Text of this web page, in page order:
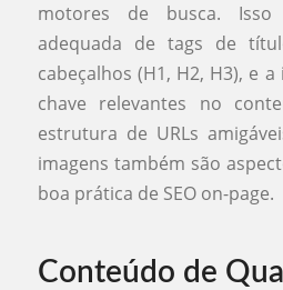
motores de busca.
adequada de tags de
cabeçalhos (H1, H2, H3), e
chave relevantes no
estrutura de URLs
imagens também são
boa prática de SEO on-page.
Conteúdo de